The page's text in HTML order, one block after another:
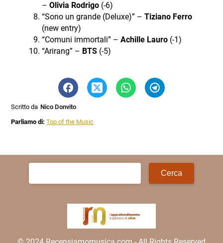
– Olivia Rodrigo(-6)
“Sono un grande (Deluxe)” – Tiziano Ferro
(new entry)
“Comuni immortali” – Achille Lauro(-1)
“Arirang” – BTS(-5)
Scritto da Nico Donvito
Parliamo di:Top of the Music
Ricerca